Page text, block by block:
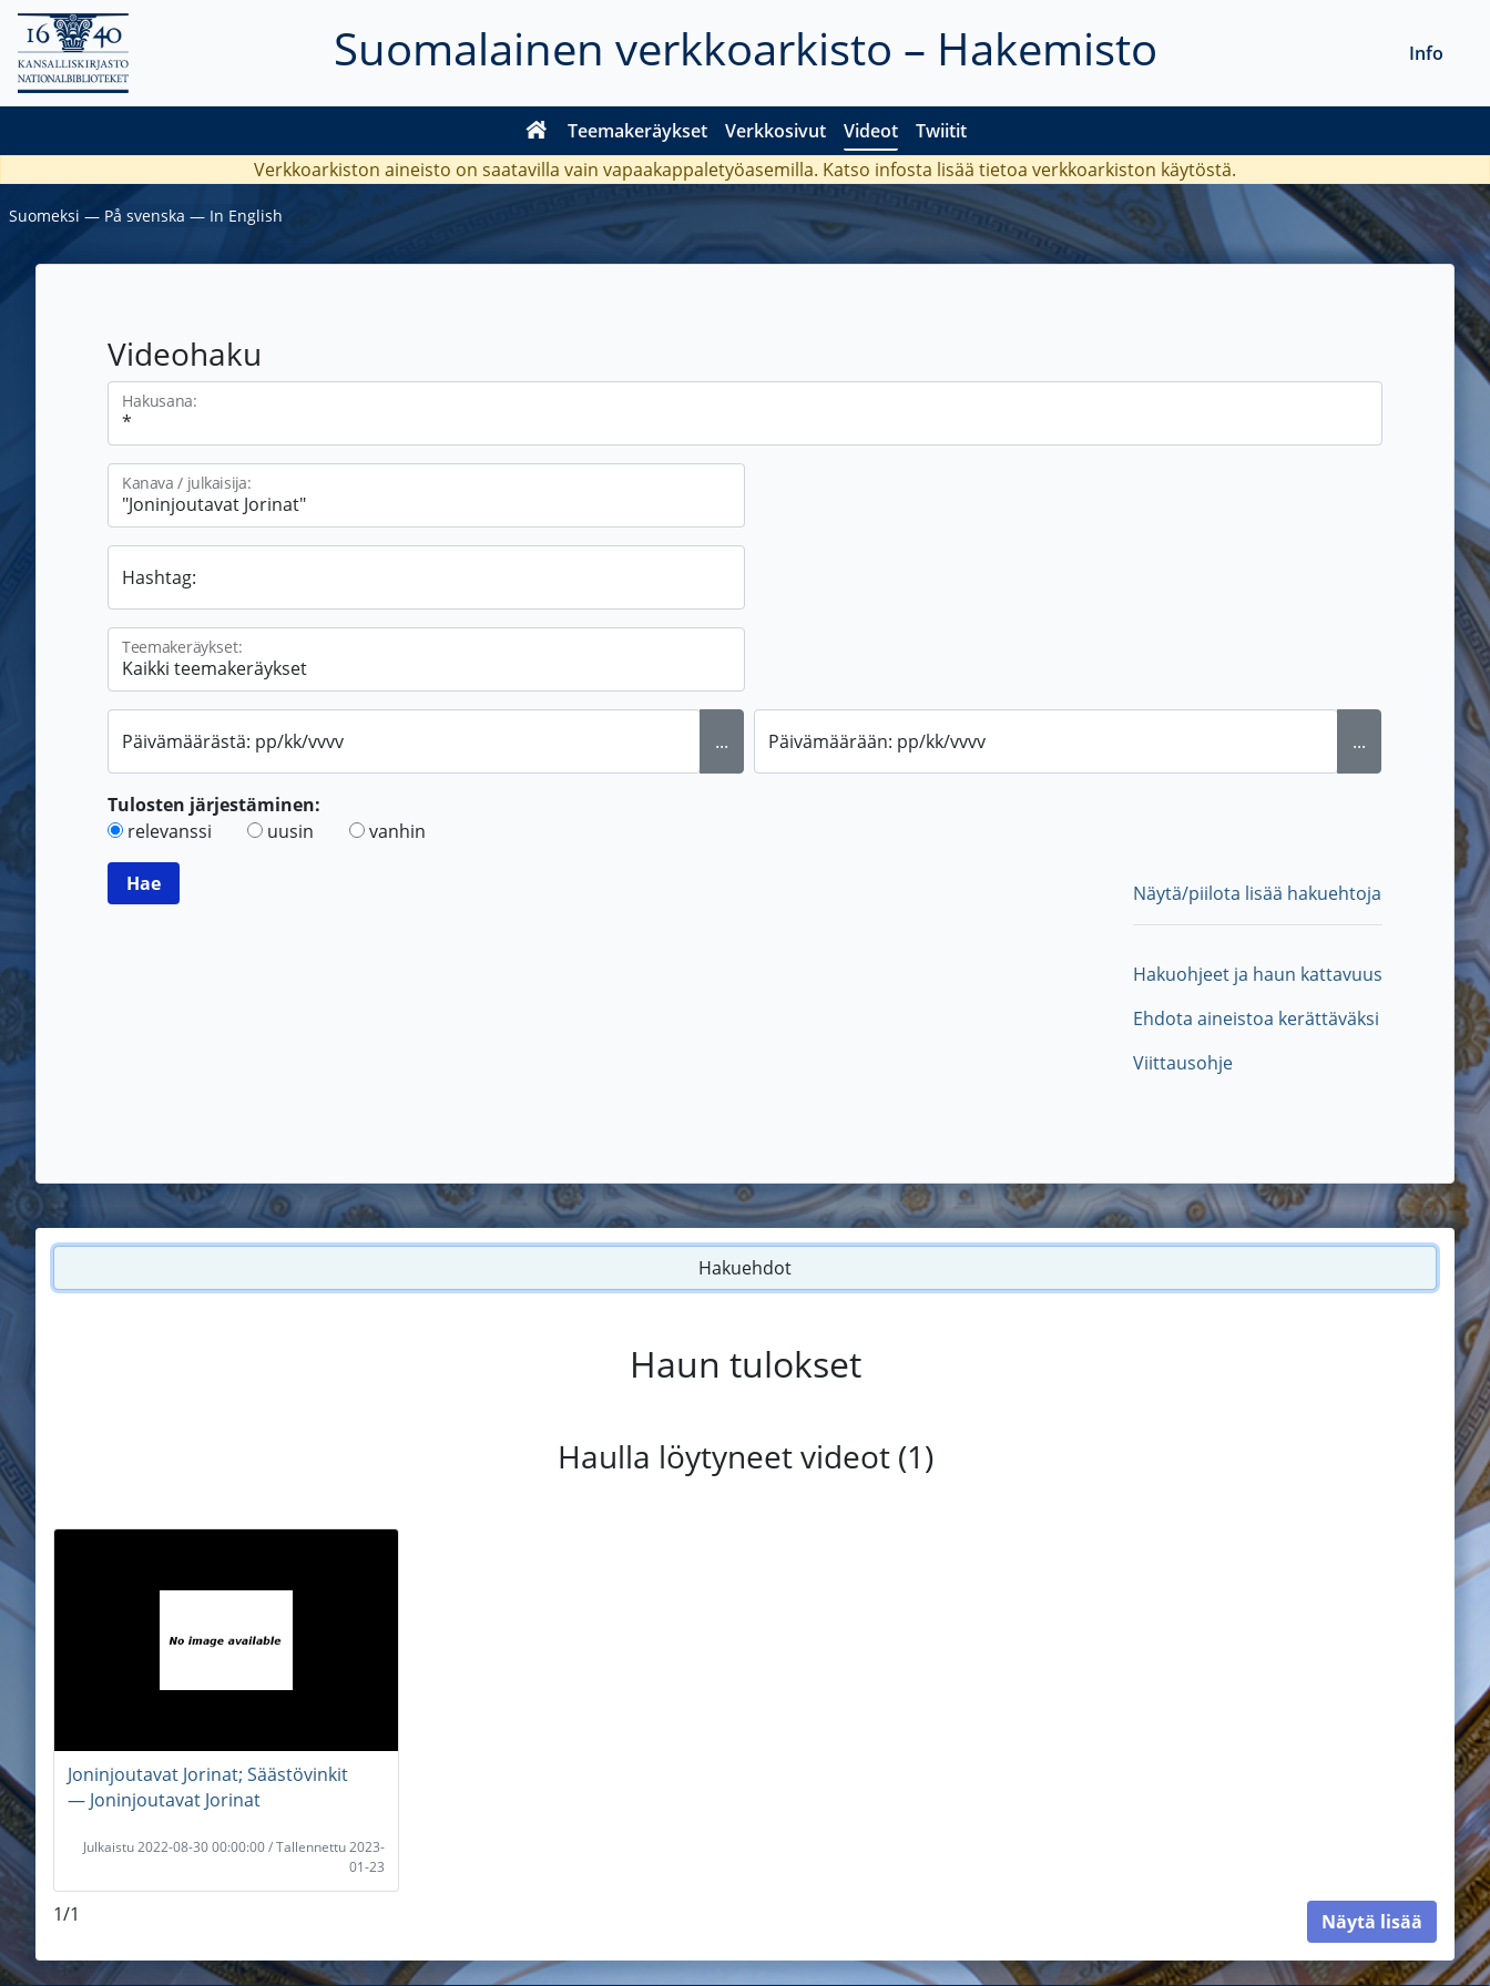
Suomalainen verkkoarkisto – Hakemisto
Teemakeräykset Verkkosivut Videot Twiitit
Info
Verkkoarkiston aineisto on saatavilla vain vapaakappaletyöasemilla. Katso infosta lisää tietoa verkkoarkiston käytöstä.
Suomeksi ― På svenska ― In English
Videohaku
Hakusana:
Kanava / julkaisija:
Hashtag:
Teemakeräykset:
Päivämäärästä: pp/kk/vvvv ... Päivämäärään: pp/kk/vvvv ...
Tulosten järjestäminen:
relevanssi
uusin vanhin
Näytä/piilota lisää hakuehtoja
Hakuohjeet ja haun kattavuus
Ehdota aineistoa kerättäväksi
Viittausohje
Hakuehdot
Haun tulokset
Haulla löytyneet videot (1)
Joninjoutavat Jorinat; Säästövinkit
― Joninjoutavat Jorinat
Julkaistu 2022-08-30 00:00:00 / Tallennettu 2023-
01-23
1/1 Näytä lisää